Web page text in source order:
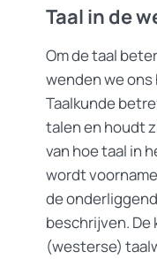
Taal in de
Om de taal
wenden we
Taalkunde
talen en houdt
van hoe taal in
wordt
de
beschrijven. De
(westerse)